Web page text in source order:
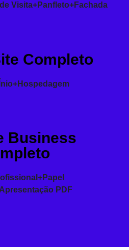
Visita+Panfleto+Fachada
Completo
Business
PDF